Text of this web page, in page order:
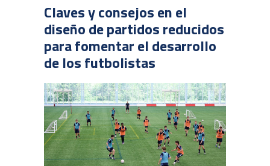
Claves y consejos en el
diseño de partidos reducidos
para fomentar el desarrollo
de los futbolistas